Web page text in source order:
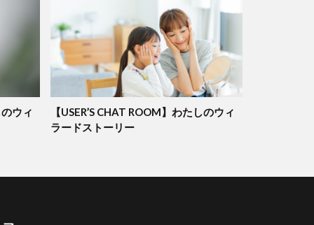
ウィ
【USER’S CHAT ROOM】わたしのウィ
ラードストーリー